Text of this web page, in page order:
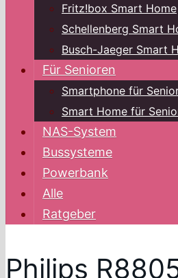
Fritz!box Smart Home
Schellenberg Smart
Busch-Jaeger Smart
Für Senioren
Smartphone für
Smart Home für
NAS-System
Bussysteme
Powerbank
Alle
Ratgeber
Philips